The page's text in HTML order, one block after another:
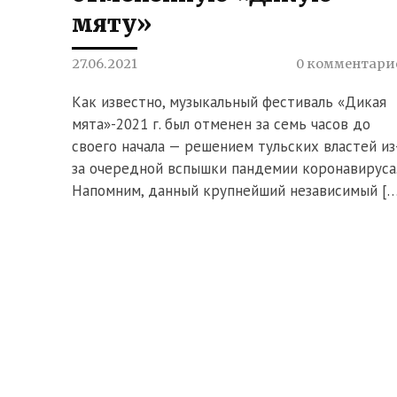
мяту»
27.06.2021 0
Как известно, музыкальный фестиваль «Дикая
мята»-2021 г. был отменен за семь часов до
своего начала — решением тульских властей
за очередной вспышки пандемии коронавируса.
Напомним, данный крупнейший независимый